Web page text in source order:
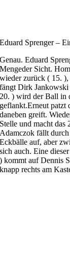
Eduard Sprenger –
Genau. Eduard
Mengeder Sicht.
wieder zurück ( 15. ),
fängt Dirk Jankowski
20. ) wird der Ball in
geflankt.Erneut patzt
daneben greift.
Stelle und macht das
Adamczok fällt durch
Eckbälle auf, aber
sich auch. Eine
) kommt auf Dennis
knapp rechts am